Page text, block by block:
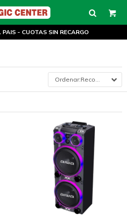
- CUOTAS SIN RECARGO
Recomendados